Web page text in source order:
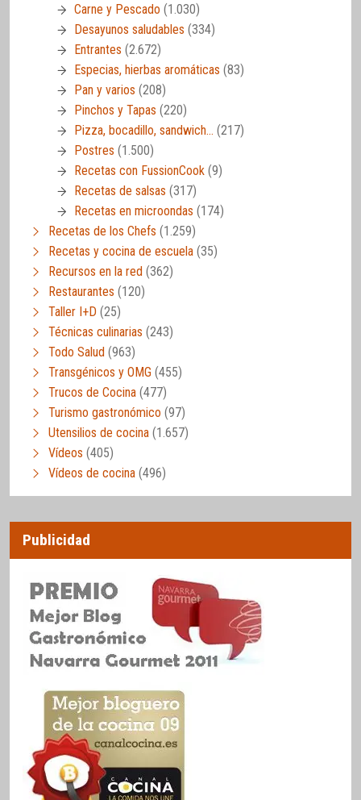
Carne y Pescado (1.030)
Desayunos saludables (334)
Entrantes (2.672)
Especias, hierbas aromáticas (83)
Pan y varios (208)
Pinchos y Tapas (220)
Pizza, bocadillo, sandwich… (217)
Postres (1.500)
Recetas con FussionCook (9)
Recetas de salsas (317)
Recetas en microondas (174)
Recetas de los Chefs (1.259)
Recetas y cocina de escuela (35)
Recursos en la red (362)
Restaurantes (120)
Taller I+D (25)
Técnicas culinarias (243)
Todo Salud (963)
Transgénicos y OMG (455)
Trucos de Cocina (477)
Turismo gastronómico (97)
Utensilios de cocina (1.657)
Vídeos (405)
Vídeos de cocina (496)
Publicidad